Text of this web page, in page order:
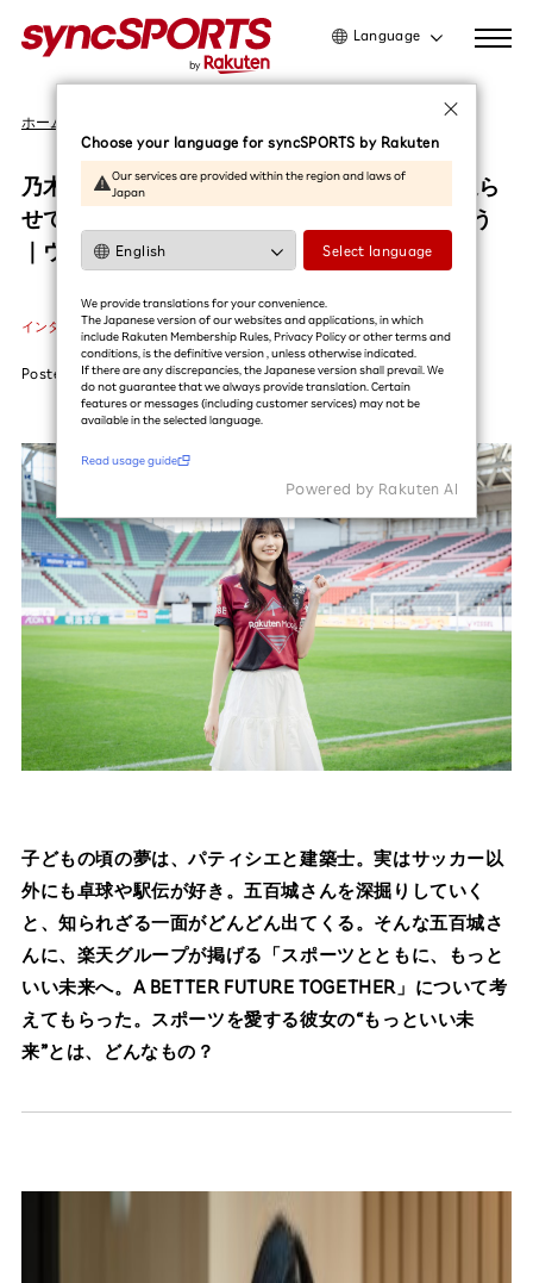
Language
日本語
简体中文
ホーム
乃木坂46 五百城茉央さん、スポーツに想いを巡ら
せて——。もっといい未来をいっしょに考えよう
｜ヴィッセル神戸
インタビュー #五百城茉央 #ヴィッセル神戸 #サッカー
Posted 2025.11.20
子どもの頃の夢は、パティシエと建築士。実はサッカー以
外にも卓球や駅伝が好き。五百城さんを深掘りしていく
と、知られざる一面がどんどん出てくる。そんな五百城さ
んに、楽天グループが掲げる「スポーツとともに、もっと
いい未来へ。A BETTER FUTURE TOGETHER」について考
えてもらった。スポーツを愛する彼女の“もっといい未
来”とは、どんなもの？
Choose your language for syncSPORTS by Rakuten
Our services are provided within the region and laws of
Japan
Select language
We provide translations for your convenience.
The Japanese version of our websites and applications, in which
include Rakuten Membership Rules, Privacy Policy or other terms and
conditions, is the definitive version , unless otherwise indicated.
If there are any discrepancies, the Japanese version shall prevail. We
do not guarantee that we always provide translation. Certain
features or messages (including customer services) may not be
available in the selected language.​
Read usage guide
Powered by Rakuten Al
利用ガイドを読む